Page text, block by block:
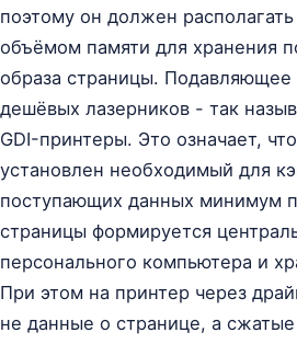
поэтому он должен
объёмом памяти для хранения
образа страницы.
дешёвых лазерников - так
GDI-принтеры. Это означает,
установлен необходимый для
поступающих данных минимум
страницы формируется
персонального компьютера и
При этом на принтер через
не данные о странице, а